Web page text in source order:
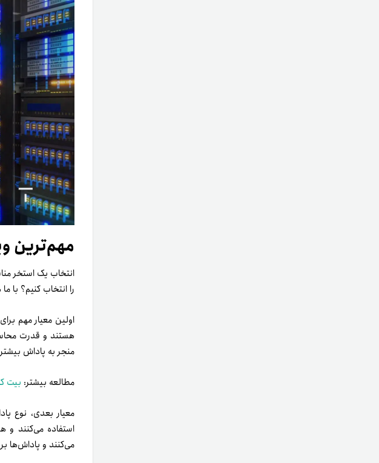
مهم‌ترین
انتخاب یک استخر
را انتخاب کنیم؟ با
اولین معیار مهم
هستند و قدرت
منجر به پاداش
مطالعه بیشتر: بیت
می‌کنند و پاداش‌ها